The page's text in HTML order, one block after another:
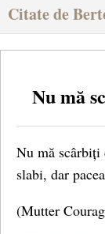
Citate de
Nu mă
Nu mă scârbiți
slabi, dar
(Mutter